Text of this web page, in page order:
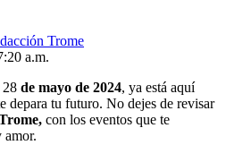
Trome
a.m.
28 de mayo de 2024, ya está aquí
depara tu futuro. No dejes de revisar
con los eventos que te
amor.